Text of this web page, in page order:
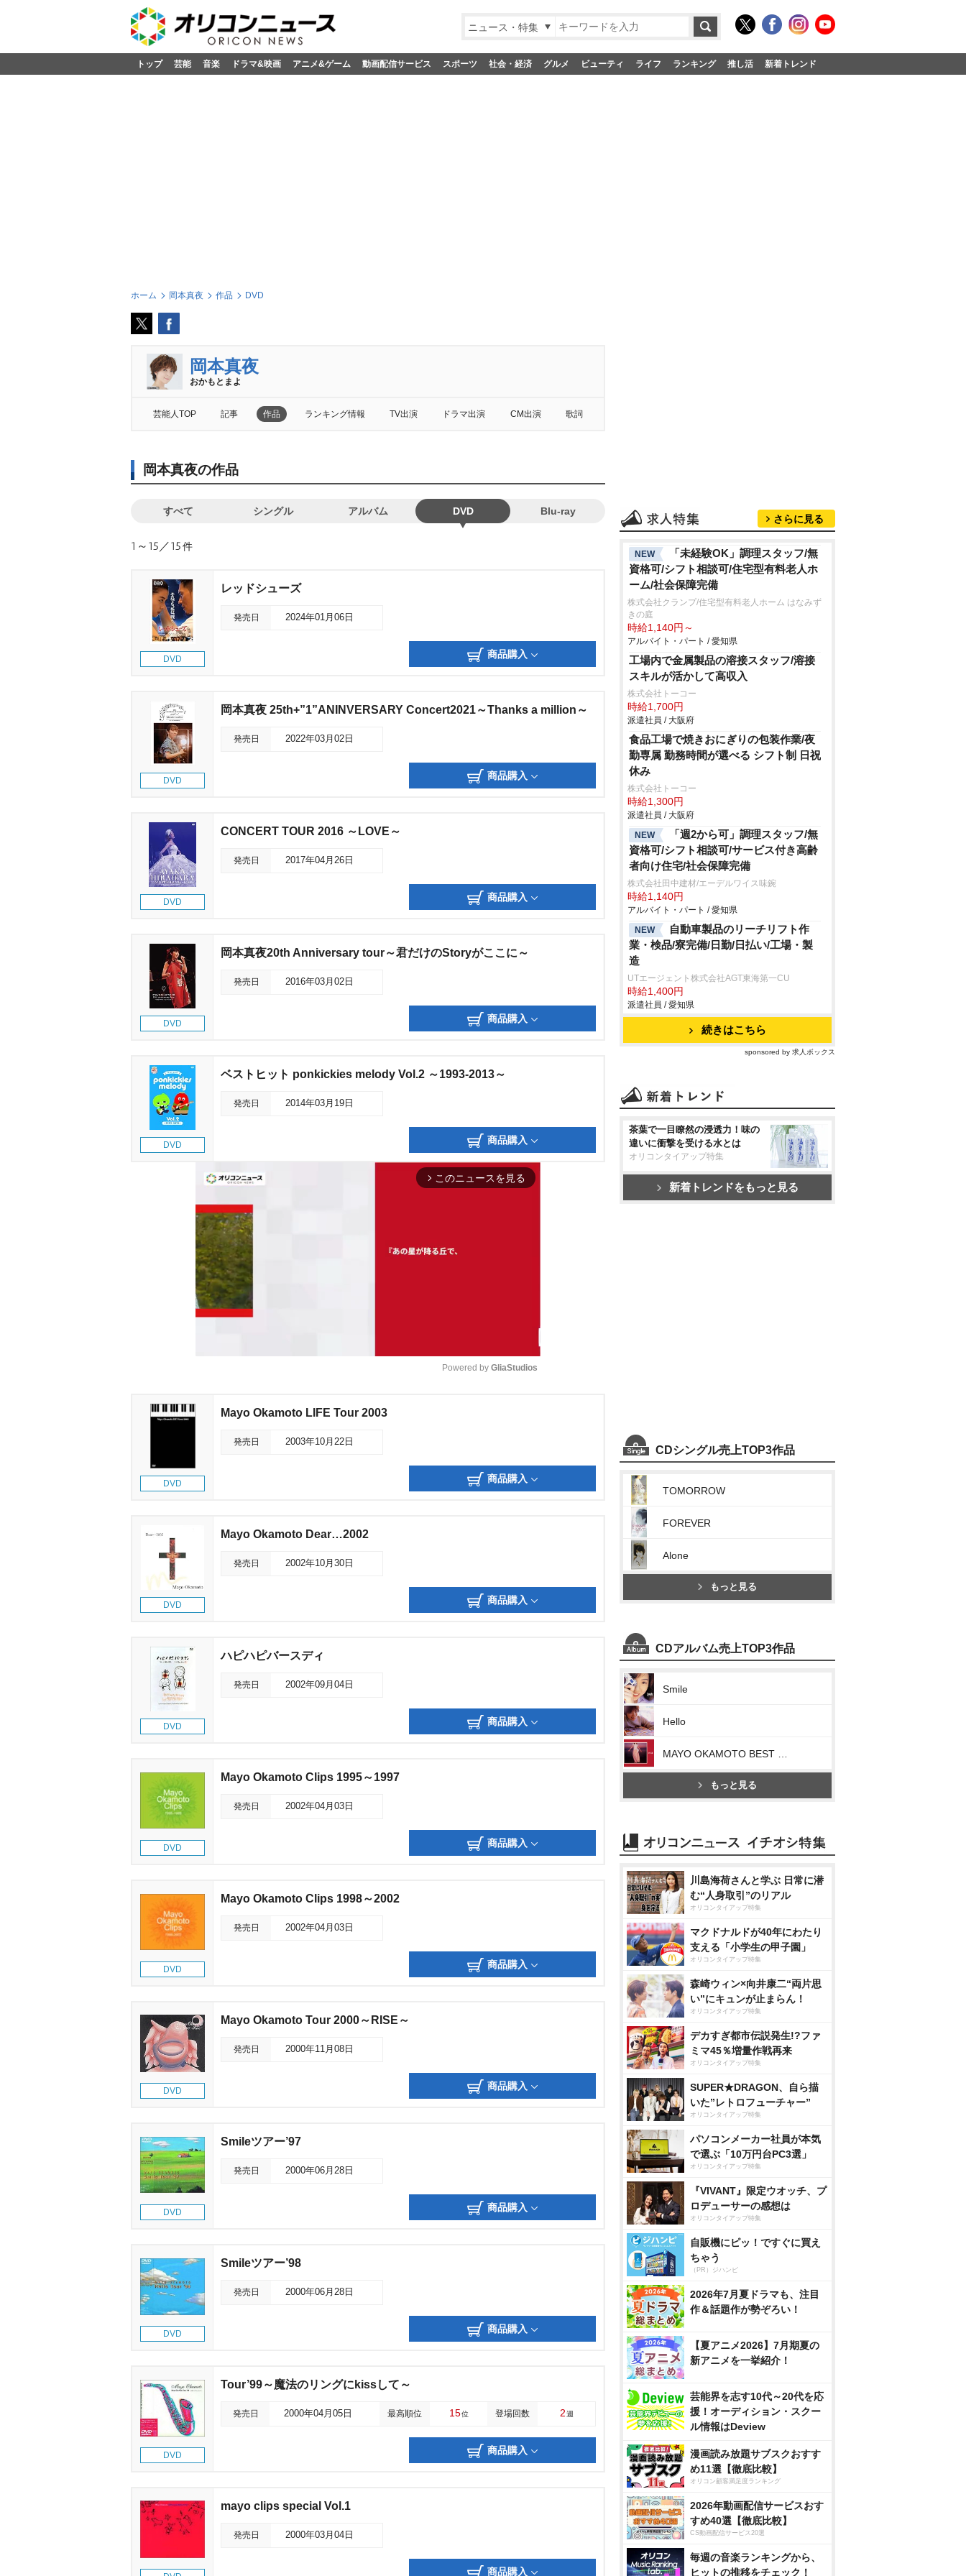
ニュース・特集
トップ 芸能 音楽 ドラマ&映画 アニメ&ゲーム 動画配信サービス スポーツ 社会・経済 グルメ ビューティ ライフ ランキング 推し活 新着トレンド
ホーム 岡本真夜 作品 DVD
岡本真夜
おかもとまよ
芸能人TOP 記事 作品 ランキング情報 TV出演 ドラマ出演 CM出演 歌詞
岡本真夜の作品
すべて シングル アルバム DVD Blu-ray
1～15／15件
DVD
レッドシューズ
発売日 2024年01月06日
商品購入
DVD
岡本真夜 25th+”1”ANINVERSARY Concert2021～Thanks a million～
発売日 2022年03月02日
商品購入
DVD
CONCERT TOUR 2016 ～LOVE～
発売日 2017年04月26日
商品購入
DVD
岡本真夜20th Anniversary tour～君だけのStoryがここに～
発売日 2016年03月02日
商品購入
DVD
ベストヒット ponkickies melody Vol.2 ～1993-2013～
発売日 2014年03月19日
商品購入
arrow_forward_ios このニュースを見る
e
Powered by GliaStudios
DVD
Mayo Okamoto LIFE Tour 2003
発売日 2003年10月22日
商品購入
DVD
Mayo Okamoto Dear…2002
発売日 2002年10月30日
商品購入
DVD
ハピハピバースディ
発売日 2002年09月04日
商品購入
DVD
Mayo Okamoto Clips 1995～1997
発売日 2002年04月03日
商品購入
DVD
Mayo Okamoto Clips 1998～2002
発売日 2002年04月03日
商品購入
DVD
Mayo Okamoto Tour 2000～RISE～
発売日 2000年11月08日
商品購入
DVD
Smileツアー’97
発売日 2000年06月28日
商品購入
DVD
Smileツアー’98
発売日 2000年06月28日
商品購入
DVD
Tour’99～魔法のリングにkissして～
発売日 2000年04月05日 最高順位 15位 登場回数 2週
商品購入
mayo clips special Vol.1
発売日 2000年03月04日
商品購入
さらに見る
NEW
「未経験OK」調理スタッフ/無
資格可/シフト相談可/住宅型有料老人ホ
ーム/社会保障完備
株式会社クランプ/住宅型有料老人ホーム はなみず
きの庭
時給1,140円～
アルバイト・パート / 愛知県
工場内で金属製品の溶接スタッフ/溶接
スキルが活かして高収入
株式会社トーコー
時給1,700円
派遣社員 / 大阪府
食品工場で焼きおにぎりの包装作業/夜
勤専属 勤務時間が選べる シフト制 日祝
休み
株式会社トーコー
時給1,300円
派遣社員 / 大阪府
NEW
「週2から可」調理スタッフ/無
資格可/シフト相談可/サービス付き高齢
者向け住宅/社会保障完備
株式会社田中建材/エーデルワイス味鋺
時給1,140円
アルバイト・パート / 愛知県
NEW
自動車製品のリーチリフト作
業・検品/寮完備/日勤/日払い/工場・製
造
UTエージェント株式会社AGT東海第一CU
時給1,400円
派遣社員 / 愛知県
続きはこちら
sponsored by 求人ボックス
茶葉で一目瞭然の浸透力！味の
違いに衝撃を受ける水とは
オリコンタイアップ特集
新着トレンドをもっと見る
CDシングル売上TOP3作品
TOMORROW
FOREVER
Alone
もっと見る
CDアルバム売上TOP3作品
Smile
Hello
もっと見る
川島海荷さんと学ぶ 日常に潜
む“人身取引”のリアル
オリコンタイアップ特集
マクドナルドが40年にわたり
支える「小学生の甲子園」
オリコンタイアップ特集
森崎ウィン×向井康二“両片思
い”にキュンが止まらん！
オリコンタイアップ特集
デカすぎ都市伝説発生!?ファ
ミマ45％増量作戦再来
オリコンタイアップ特集
SUPER★DRAGON、自ら描
いた”レトロフューチャー”
オリコンタイアップ特集
パソコンメーカー社員が本気
で選ぶ「10万円台PC3選」
オリコンタイアップ特集
『VIVANT』限定ウオッチ、プ
ロデューサーの感想は
オリコンタイアップ特集
自販機にピッ！ですぐに買え
ちゃう
（PR）ジハンピ
2026年7月夏ドラマも、注目
作＆話題作が勢ぞろい！
【夏アニメ2026】7月期夏の
新アニメを一挙紹介！
芸能界を志す10代～20代を応
援！オーディション・スクー
ル情報はDeview
漫画読み放題サブスクおすす
め11選【徹底比較】
オリコン顧客満足度ランキング
2026年動画配信サービスおす
すめ40選【徹底比較】
CS動画配信サービス20選
毎週の音楽ランキングから、
ヒットの推移をチェック！